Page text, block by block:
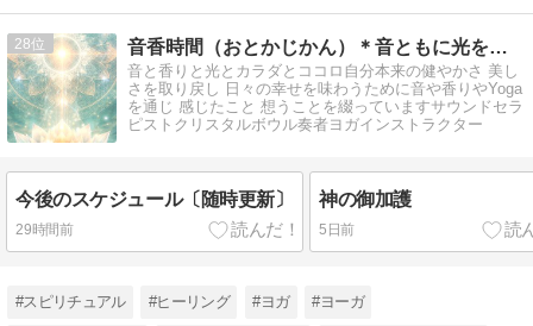
28 音香時間（おとかじかん）＊音ともに光をひろげるために
音と香りと光とカラダとココロ自分本来の健やかさ 美し
さを取り戻し 日々の幸せを味わうために音や香りやYoga
を通じ 感じたこと 想うことを綴っていますサウンドセラ
ピストクリスタルボウル奏者ヨガインストラクター
今後のスケジュール〔随時更新〕
29時間前
神の御加護
5日前
#スピリチュアル #ヒーリング #ヨガ #ヨーガ